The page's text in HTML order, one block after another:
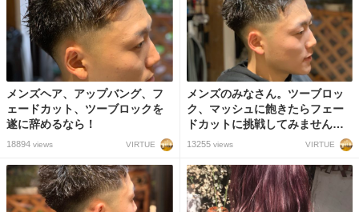
メンズヘア、アップバング、フ
ェードカット、ツーブロックを
遂に辞めるなら！
18894 views VIRTUE
メンズのみなさん。ツーブロッ
ク、マッシュに飽きたらフェー
ドカットに挑戦してみません
か？
13255views VIRTUE